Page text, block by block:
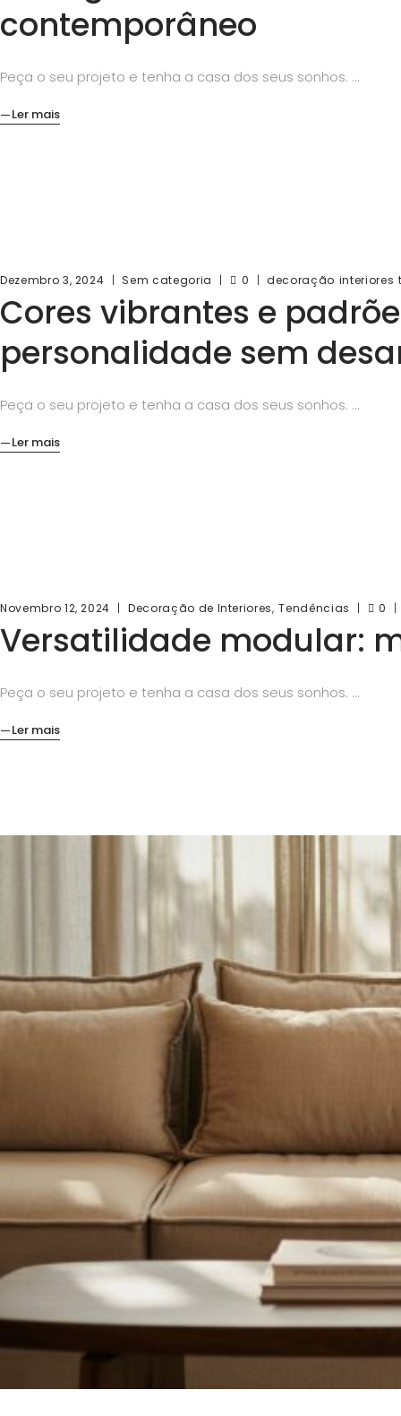
contemporâneo
Peça o seu projeto e tenha a casa dos seus sonhos.
Ler mais
Dezembro 3, 2024 Sem categoria 0 decoração interiores
Cores vibrantes e
personalidade sem
Peça o seu projeto e tenha a casa dos seus sonhos.
Ler mais
Novembro 12, 2024 Decoração de Interiores,Tendências 0
Versatilidade modular:
Peça o seu projeto e tenha a casa dos seus sonhos.
Ler mais